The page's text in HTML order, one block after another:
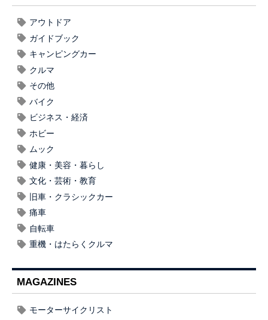
アウトドア
ガイドブック
キャンピングカー
クルマ
その他
バイク
ビジネス・経済
ホビー
ムック
健康・美容・暮らし
文化・芸術・教育
旧車・クラシックカー
痛車
自転車
重機・はたらくクルマ
MAGAZINES
モーターサイクリスト